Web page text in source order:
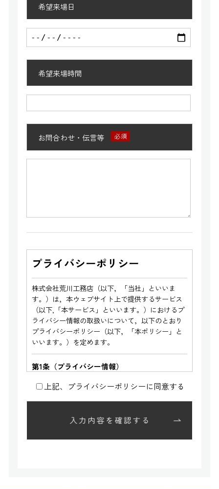
希望来場日
希望来場時間
お問合わせ・伝言等
プライバシーポリシー
株式会社荒川工務店（以下，「当社」といいま
す。）は，本ウェブサイト上で提供するサービス
（以下,「本サービス」といいます。）におけるプ
ライバシー情報の取扱いについて，以下のとおり
プライバシーポリシー（以下，「本ポリシー」と
いいます。）を定めます。
第1条（プライバシー情報）
プライバシー情報のうち「個人情報」とは，個人
含まれる氏名，生年月日，住所，電話番号，連絡
情報を指します。
上記、プライバシーポリシーに同意する